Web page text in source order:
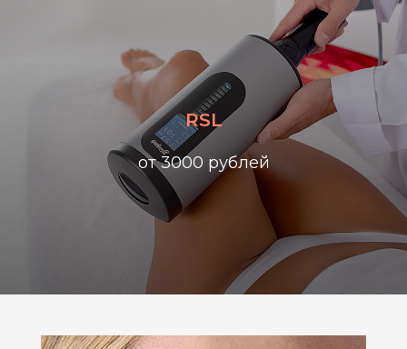
RSL
от 3000 рублей